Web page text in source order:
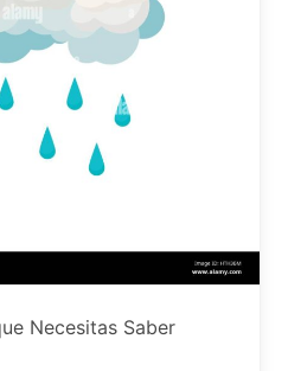
Necesitas Saber